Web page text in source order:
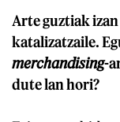
Arte guztiak
katalizatzaile.
merchandising-
dute lan hori?